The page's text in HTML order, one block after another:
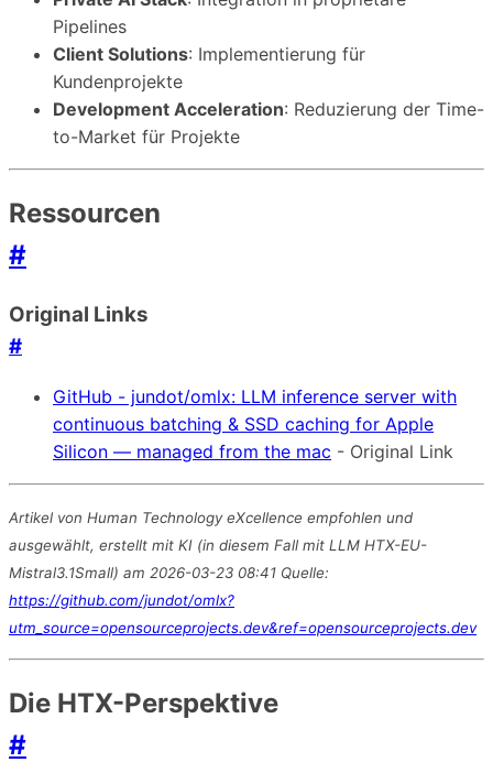
Pipelines
Client Solutions: Implementierung für
Kundenprojekte
Development Acceleration: Reduzierung der Time-
to-Market für Projekte
Ressourcen
#
Original Links
#
GitHub - jundot/omlx: LLM inference server with
continuous batching & SSD caching for Apple
Silicon — managed from the mac - Original Link
Artikel von Human Technology eXcellence empfohlen und
ausgewählt, erstellt mit KI (in diesem Fall mit LLM HTX-EU-
Mistral3.1Small) am 2026-03-23 08:41 Quelle:
https://github.com/jundot/omlx?
utm_source=opensourceprojects.dev&ref=opensourceprojects.dev
Die HTX-Perspektive
#